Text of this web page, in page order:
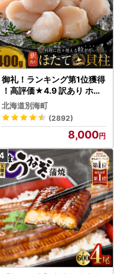
御礼！ランキング第1位獲得
！高評価★4.9 訳あり ホタ
テ 400g（ほたて 帆立 貝柱
冷凍 ）
北海道別海町
(2892)
8,000